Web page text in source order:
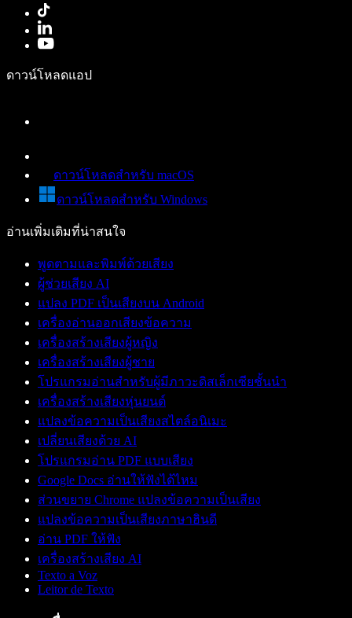
ดาวน์โหลดแอป
ดาวน์โหลดสำหรับ macOS
ดาวน์โหลดสำหรับ Windows
อ่านเพิ่มเติมที่น่าสนใจ
พูดตามและพิมพ์ด้วยเสียง
ผู้ช่วยเสียง AI
แปลง PDF เป็นเสียงบน Android
เครื่องอ่านออกเสียงข้อความ
เครื่องสร้างเสียงผู้หญิง
เครื่องสร้างเสียงผู้ชาย
โปรแกรมอ่านสำหรับผู้มีภาวะดิสเล็กเซียชั้นนำ
เครื่องสร้างเสียงหุ่นยนต์
แปลงข้อความเป็นเสียงสไตล์อนิเมะ
เปลี่ยนเสียงด้วย AI
โปรแกรมอ่าน PDF แบบเสียง
Google Docs อ่านให้ฟังได้ไหม
ส่วนขยาย Chrome แปลงข้อความเป็นเสียง
แปลงข้อความเป็นเสียงภาษาฮินดี
อ่าน PDF ให้ฟัง
เครื่องสร้างเสียง AI
Texto a Voz
Leitor de Texto